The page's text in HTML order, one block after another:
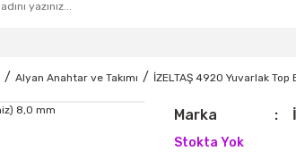
Alyan Anahtar ve Takımı İZELTAŞ 4920 Yuvarlak
Marka
Stokta Yok